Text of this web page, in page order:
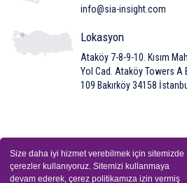
Size daha iyi hizmet verebilmek için sitemizde
çerezler kullanıyoruz. Sitemizi kullanmaya
devam ederek, çerez politikamıza izin vermiş
info@sia-insight.com
Lokasyon
Ataköy 7-8-9-10. Kısım
Yol Cad. Ataköy Towers A
109 Bakırköy 34158
Biz Kimiz?